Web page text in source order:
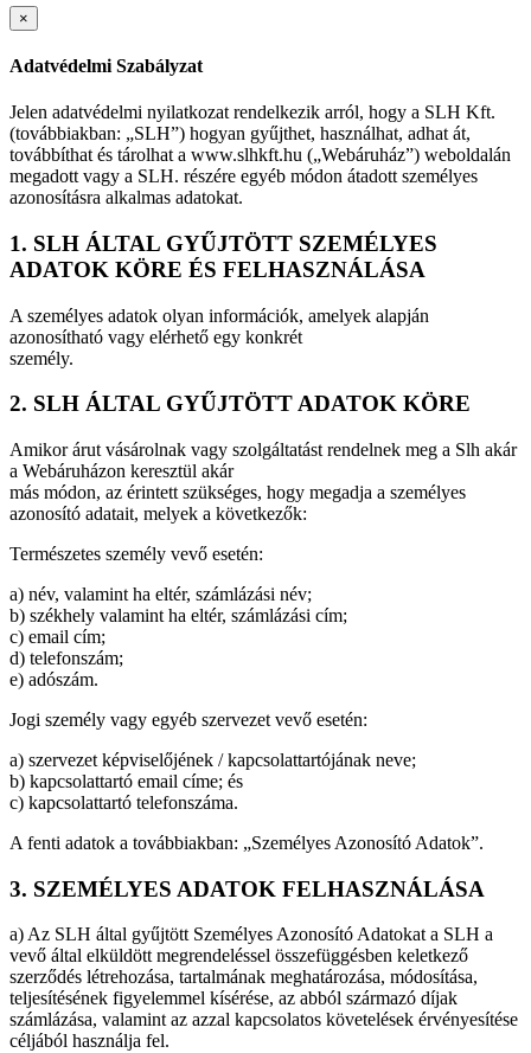
×
Adatvédelmi Szabályzat
Jelen adatvédelmi nyilatkozat rendelkezik arról, hogy a SLH Kft.
(továbbiakban: „SLH”) hogyan gyűjthet, használhat, adhat át,
továbbíthat és tárolhat a www.slhkft.hu („Webáruház”) weboldalán
megadott vagy a SLH. részére egyéb módon átadott személyes
azonosításra alkalmas adatokat.
1. SLH ÁLTAL GYŰJTÖTT SZEMÉLYES
ADATOK KÖRE ÉS FELHASZNÁLÁSA
A személyes adatok olyan információk, amelyek alapján
azonosítható vagy elérhető egy konkrét
személy.
2. SLH ÁLTAL GYŰJTÖTT ADATOK KÖRE
Amikor árut vásárolnak vagy szolgáltatást rendelnek meg a Slh akár
a Webáruházon keresztül akár
más módon, az érintett szükséges, hogy megadja a személyes
azonosító adatait, melyek a következők:
Természetes személy vevő esetén:
a) név, valamint ha eltér, számlázási név;
b) székhely valamint ha eltér, számlázási cím;
c) email cím;
d) telefonszám;
e) adószám.
Jogi személy vagy egyéb szervezet vevő esetén:
a) szervezet képviselőjének / kapcsolattartójának neve;
b) kapcsolattartó email címe; és
c) kapcsolattartó telefonszáma.
A fenti adatok a továbbiakban: „Személyes Azonosító Adatok”.
3. SZEMÉLYES ADATOK FELHASZNÁLÁSA
a) Az SLH által gyűjtött Személyes Azonosító Adatokat a SLH a
vevő által elküldött megrendeléssel összefüggésben keletkező
szerződés létrehozása, tartalmának meghatározása, módosítása,
teljesítésének figyelemmel kísérése, az abból származó díjak
számlázása, valamint az azzal kapcsolatos követelések érvényesítése
céljából használja fel.